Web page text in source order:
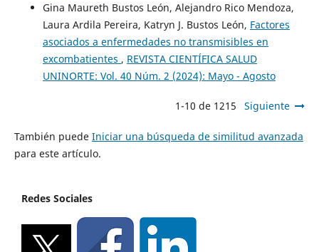
Gina Maureth Bustos León, Alejandro Rico Mendoza,
Laura Ardila Pereira, Katryn J. Bustos León, Factores
asociados a enfermedades no transmisibles en
excombatientes , REVISTA CIENTÍFICA SALUD
UNINORTE: Vol. 40 Núm. 2 (2024): Mayo - Agosto
1-10 de 1215 Siguiente
También puede Iniciar una búsqueda de similitud avanzada
para este artículo.
Redes Sociales